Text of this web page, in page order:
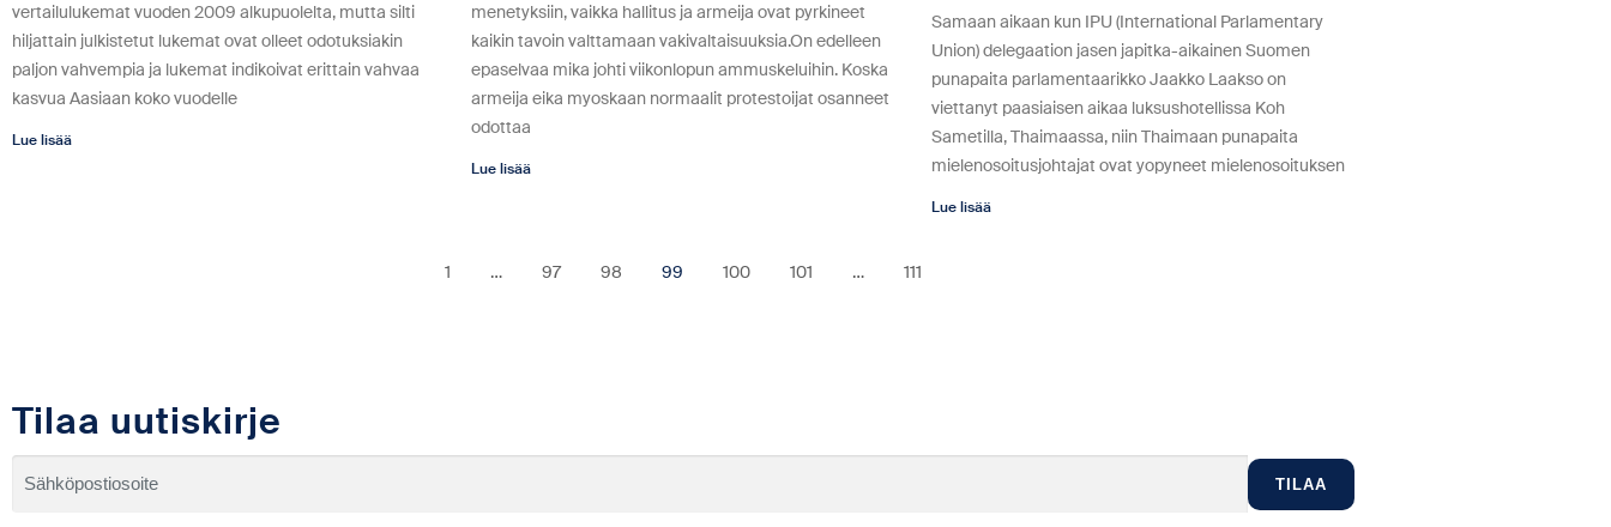
vertailulukemat vuoden 2009 alkupuolelta, mutta silti
hiljattain julkistetut lukemat ovat olleet odotuksiakin
paljon vahvempia ja lukemat indikoivat erittain vahvaa
kasvua Aasiaan koko vuodelle
Lue lisää
menetyksiin, vaikka hallitus ja armeija ovat pyrkineet
kaikin tavoin valttamaan vakivaltaisuuksia.On edelleen
epaselvaa mika johti viikonlopun ammuskeluihin. Koska
armeija eika myoskaan normaalit protestoijat osanneet
odottaa
Lue lisää
Samaan aikaan kun IPU (International Parlamentary
Union) delegaation jasen japitka-aikainen Suomen
punapaita parlamentaarikko Jaakko Laakso on
viettanyt paasiaisen aikaa luksushotellissa Koh
Sametilla, Thaimaassa, niin Thaimaan punapaita
mielenosoitusjohtajat ovat yopyneet mielenosoituksen
Lue lisää
1 … 97 98 99 100 101 … 111
Tilaa uutiskirje